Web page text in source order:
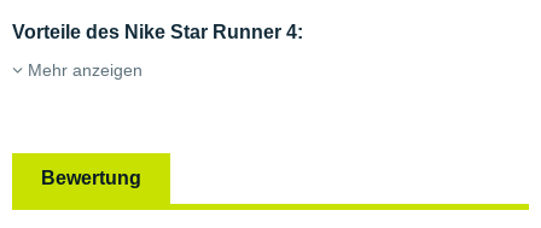
Vorteile des Nike Star Runner 4:
Mehr anzeigen
Bewertung